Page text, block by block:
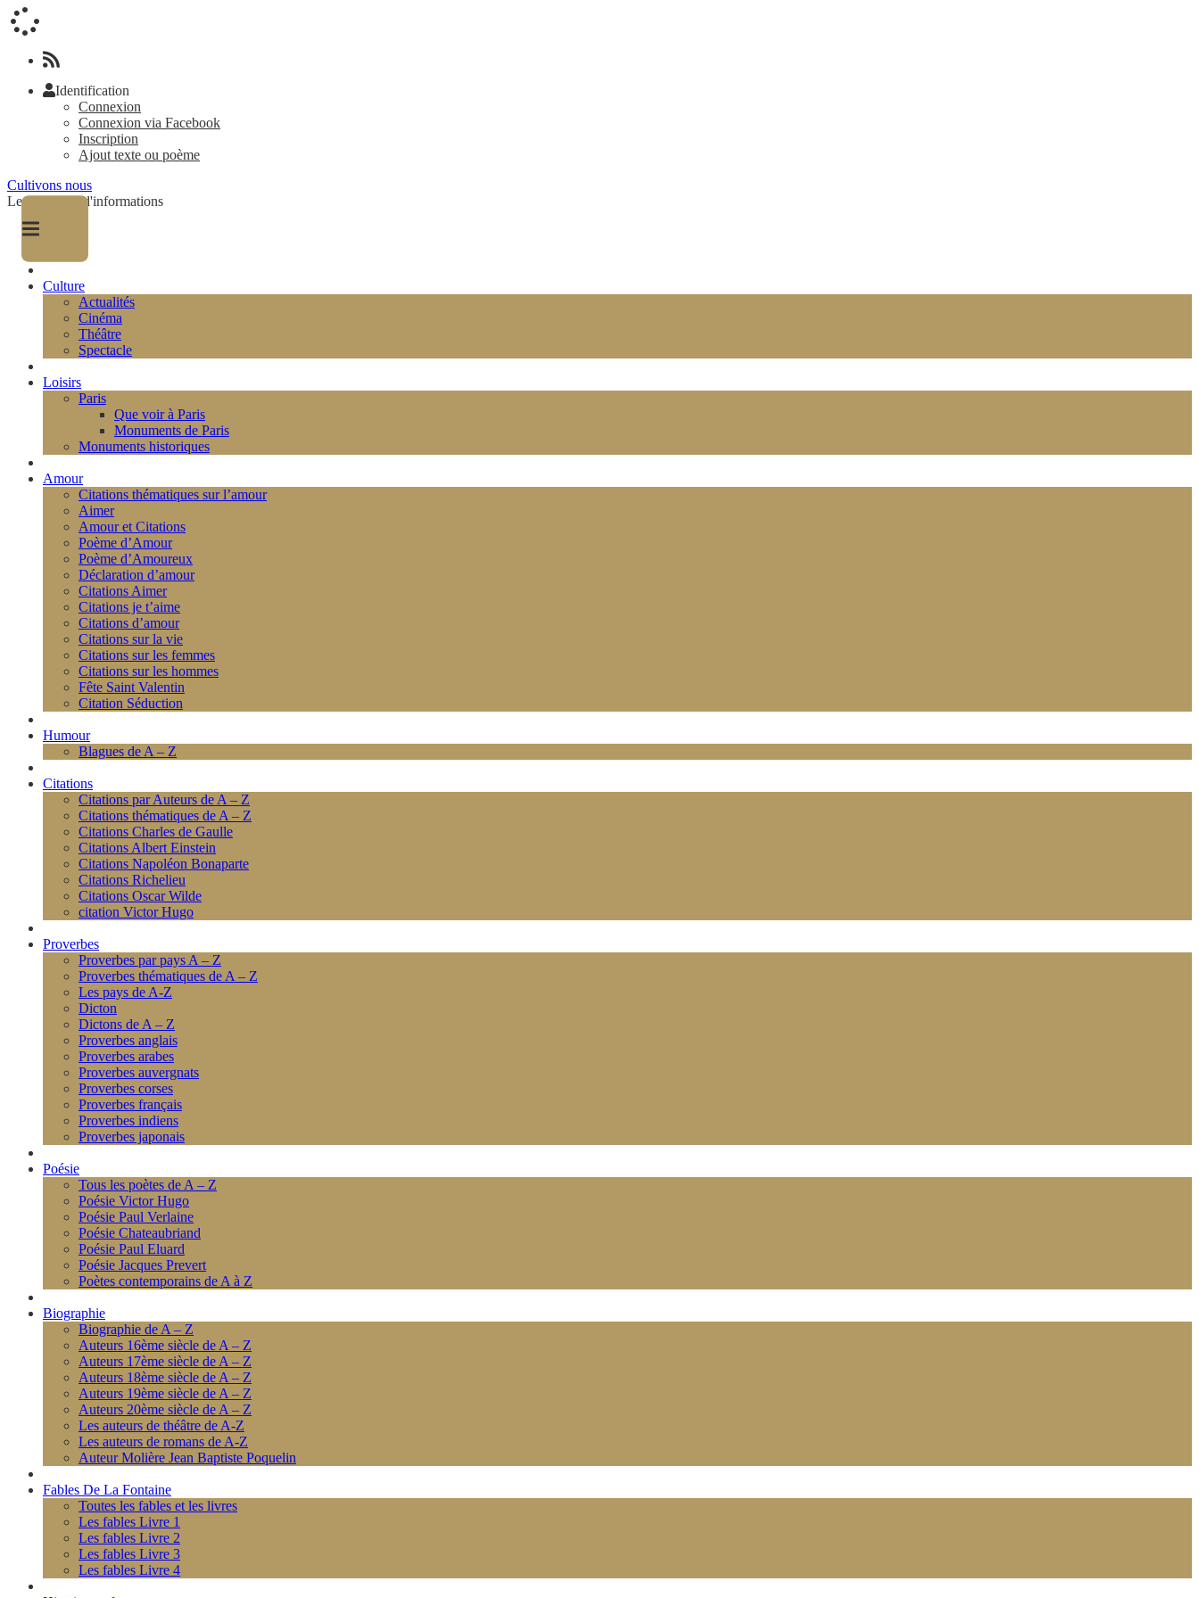
Identification
Connexion
Connexion via Facebook
Inscription
Ajout texte ou poème
Cultivons nous
Le magazine d'informations
Culture
Actualités
Cinéma
Théâtre
Spectacle
Loisirs
Paris
Que voir à Paris
Monuments de Paris
Monuments historiques
Amour
Citations thématiques sur l’amour
Aimer
Amour et Citations
Poème d’Amour
Poème d’Amoureux
Déclaration d’amour
Citations Aimer
Citations je t’aime
Citations d’amour
Citations sur la vie
Citations sur les femmes
Citations sur les hommes
Fête Saint Valentin
Citation Séduction
Humour
Blagues de A – Z
Citations
Citations par Auteurs de A – Z
Citations thématiques de A – Z
Citations Charles de Gaulle
Citations Albert Einstein
Citations Napoléon Bonaparte
Citations Richelieu
Citations Oscar Wilde
citation Victor Hugo
Proverbes
Proverbes par pays A – Z
Proverbes thématiques de A – Z
Les pays de A-Z
Dicton
Dictons de A – Z
Proverbes anglais
Proverbes arabes
Proverbes auvergnats
Proverbes corses
Proverbes français
Proverbes indiens
Proverbes japonais
Poésie
Tous les poètes de A – Z
Poésie Victor Hugo
Poésie Paul Verlaine
Poésie Chateaubriand
Poésie Paul Eluard
Poésie Jacques Prevert
Poètes contemporains de A à Z
Biographie
Biographie de A – Z
Auteurs 16ème siècle de A – Z
Auteurs 17ème siècle de A – Z
Auteurs 18ème siècle de A – Z
Auteurs 19ème siècle de A – Z
Auteurs 20ème siècle de A – Z
Les auteurs de théâtre de A-Z
Les auteurs de romans de A-Z
Auteur Molière Jean Baptiste Poquelin
Fables De La Fontaine
Toutes les fables et les livres
Les fables Livre 1
Les fables Livre 2
Les fables Livre 3
Les fables Livre 4